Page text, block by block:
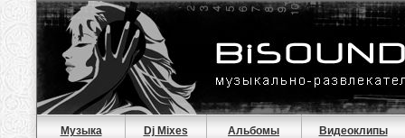
Музыка Dj Mixes Альбомы Видеоклипы